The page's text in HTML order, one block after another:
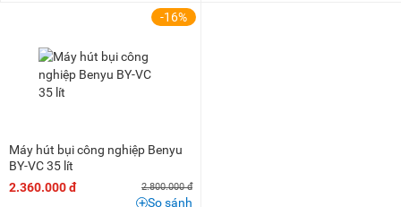
(2)
-16%
Máy hút bụi công nghiệp Benyu
BY-VC 35 lít
2.360.000 đ
2.800.000 đ
So sánh